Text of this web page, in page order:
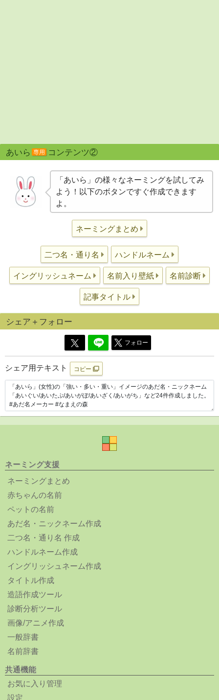
あいら 専用 コンテンツ②
「あいら」の様々なネーミングを試してみ
よう！以下のボタンですぐ作成できます
よ。
ネーミングまとめ
二つ名・通り名 ハンドルネーム
イングリッシュネーム 名前入り壁紙 名前診断
記事タイトル
シェア＋フォロー
フォロー
シェア用テキスト コピー
ネーミング支援
ネーミングまとめ
赤ちゃんの名前
ペットの名前
あだ名・ニックネーム作成
二つ名・通り名 作成
ハンドルネーム作成
イングリッシュネーム作成
タイトル作成
造語作成ツール
診断分析ツール
画像/アニメ作成
一般辞書
名前辞書
共通機能
お気に入り管理
設定